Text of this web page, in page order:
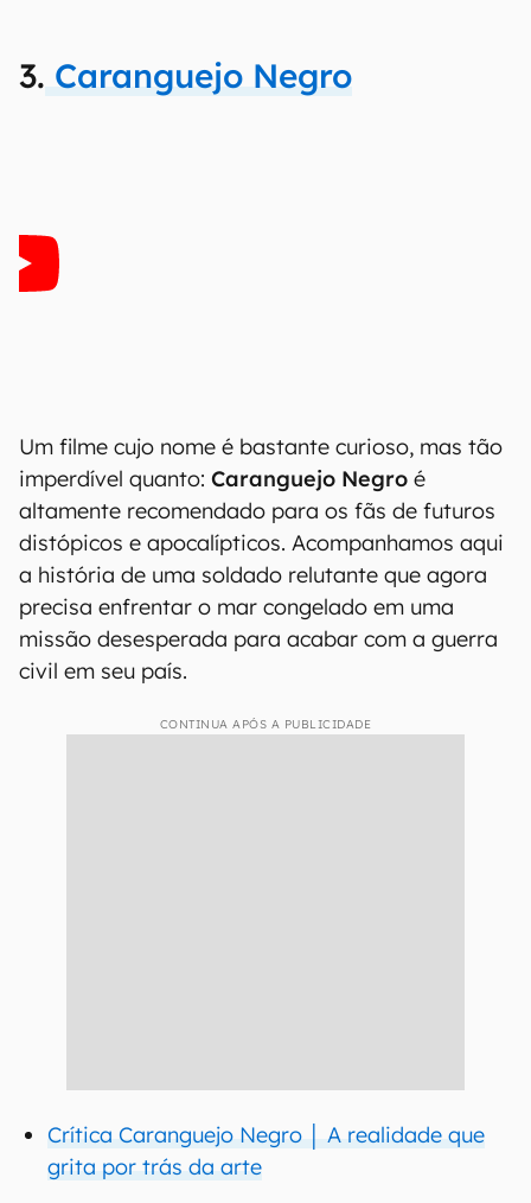
3. Caranguejo Negro
Um filme cujo nome é bastante curioso, mas tão
imperdível quanto: Caranguejo Negro é
altamente recomendado para os fãs de futuros
distópicos e apocalípticos. Acompanhamos aqui
a história de uma soldado relutante que agora
precisa enfrentar o mar congelado em uma
missão desesperada para acabar com a guerra
civil em seu país.
CONTINUA APÓS A PUBLICIDADE
Crítica Caranguejo Negro │ A realidade que
grita por trás da arte